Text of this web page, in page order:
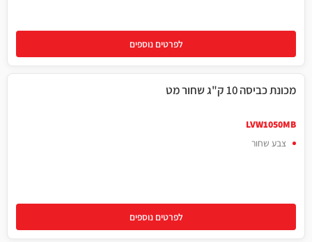
לפרטים נוספים
שחור
מכונת כביסה 10 ק"ג שחור מט
LVW1050MB
צבע שחור
לפרטים נוספים